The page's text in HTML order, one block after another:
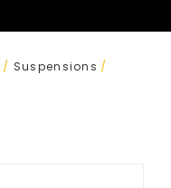
/ Suspensions /